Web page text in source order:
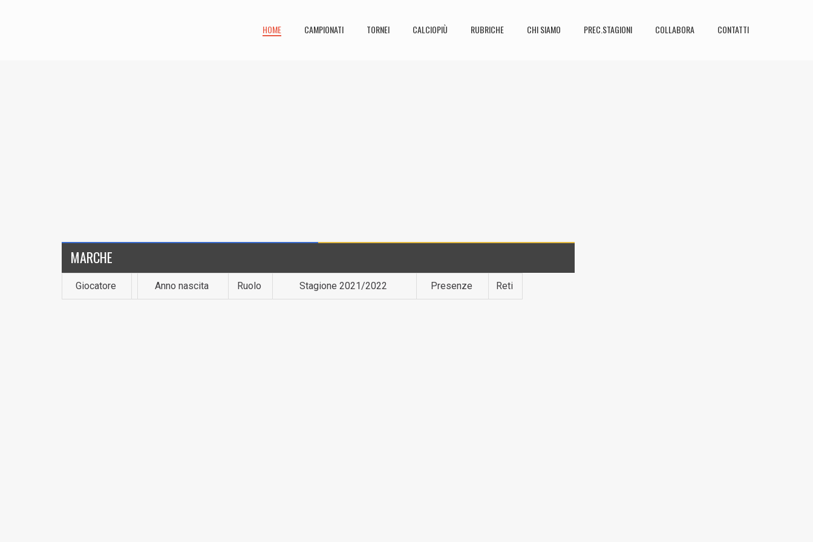
HOME CAMPIONATI TORNEI CALCIOPIÙ RUBRICHE CHI SIAMO PREC.STAGIONI COLLABORA CONTATTI
MARCHE
Giocatore Anno nascita Ruolo Stagione 2021/2022 Presenze Reti